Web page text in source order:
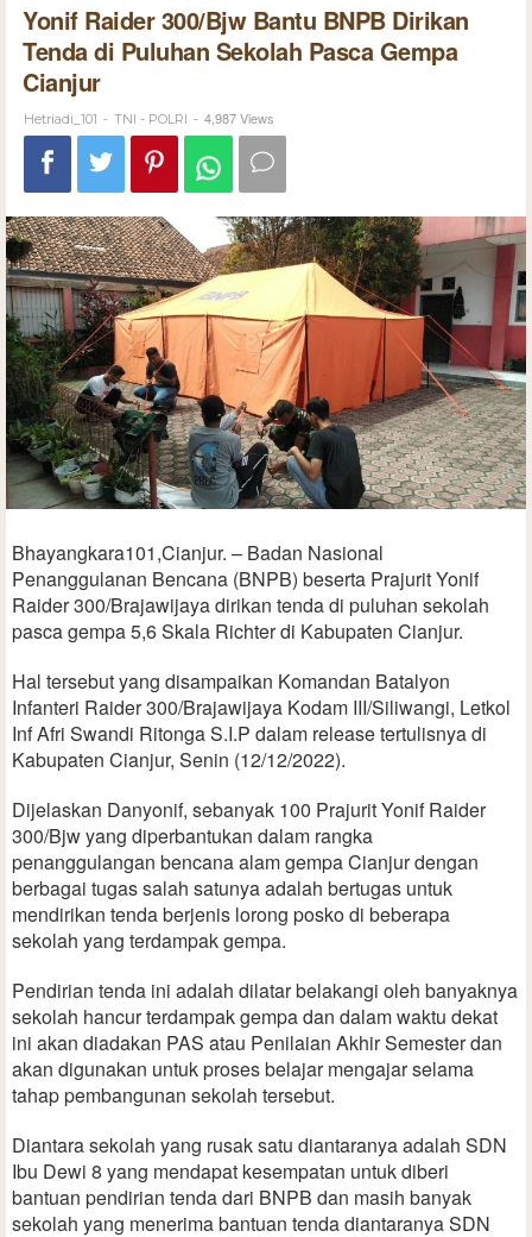
Yonif Raider 300/Bjw Bantu BNPB Dirikan
Tenda di Puluhan Sekolah Pasca Gempa
Cianjur
Hetriadi_101 - TNI - POLRI - 4,987 Views
Bhayangkara101,Cianjur. – Badan Nasional
Penanggulanan Bencana (BNPB) beserta Prajurit Yonif
Raider 300/Brajawijaya dirikan tenda di puluhan sekolah
pasca gempa 5,6 Skala Richter di Kabupaten Cianjur.
Hal tersebut yang disampaikan Komandan Batalyon
Infanteri Raider 300/Brajawijaya Kodam III/Siliwangi, Letkol
Inf Afri Swandi Ritonga S.I.P dalam release tertulisnya di
Kabupaten Cianjur, Senin (12/12/2022).
Dijelaskan Danyonif, sebanyak 100 Prajurit Yonif Raider
300/Bjw yang diperbantukan dalam rangka
penanggulangan bencana alam gempa Cianjur dengan
berbagai tugas salah satunya adalah bertugas untuk
mendirikan tenda berjenis lorong posko di beberapa
sekolah yang terdampak gempa.
Pendirian tenda ini adalah dilatar belakangi oleh banyaknya
sekolah hancur terdampak gempa dan dalam waktu dekat
ini akan diadakan PAS atau Penilaian Akhir Semester dan
akan digunakan untuk proses belajar mengajar selama
tahap pembangunan sekolah tersebut.
Diantara sekolah yang rusak satu diantaranya adalah SDN
Ibu Dewi 8 yang mendapat kesempatan untuk diberi
bantuan pendirian tenda dari BNPB dan masih banyak
sekolah yang menerima bantuan tenda diantaranya SDN